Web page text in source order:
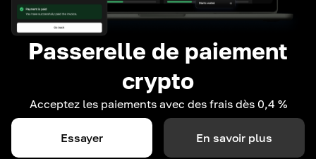
Passerelle de paiement
crypto
Acceptez les paiements avec des frais dès 0,4 %
Essayer En savoir plus